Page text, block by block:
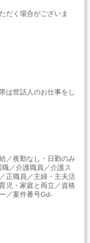
だく場合がございま
は世話人のお仕事をし
／夜勤なし・日勤のみ
／介護職員／介護ス
正職員／主婦・主夫活
児・家庭と両立／資格
／案件番号Gd-